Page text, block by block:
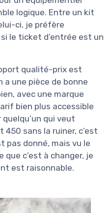
logique. Entre un kit
ci, je préfère
le ticket d’entrée est un
qualité-prix est
a une pièce de bonne
avec une marque
bien plus accessible
qui veut
sans la ruiner, c’est
pas donné, mais vu le
que c’est à changer, je
est raisonnable.